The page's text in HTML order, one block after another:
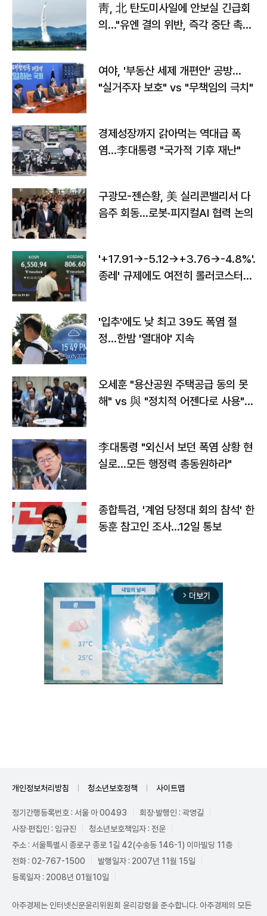
靑, 北 탄도미사일에 안보실 긴급회
의…"유엔 결의 위반, 즉각 중단 촉
여야, '부동산 세제 개편안' 공방…
"실거주자 보호" vs "무책임의 극치"
경제성장까지 갉아먹는 역대급 폭
염…李대통령 "국가적 기후 재난"
구광모-젠슨황, 美 실리콘밸리서 다
음주 회동…로봇·피지컬AI 협력 논의
'+17.91→-5.12→+3.76→-4.8%'…'
종레' 규제에도 여전히 롤러코스터
'입추'에도 낮 최고 39도 폭염 절
정…한밤 '열대야' 지속
오세훈 "용산공원 주택공급 동의 못
해" vs 與 "정치적 어젠다로 사용"
李대통령 "외신서 보던 폭염 상황 현
실로…모든 행정력 총동원하라"
종합특검, '계엄 당정대 회의 참석' 한
동훈 참고인 조사...12일 통보
arrow_forward_ios 더보기
개인정보처리방침 청소년보호정책 사이트맵
정기간행등록번호 : 서울 아 00493
회장·발행인 : 곽영길
사장·편집인 : 임규진
청소년보호책임자 : 전운
주소 : 서울특별시 종로구 종로 1길 42(수송동 146-1) 이마빌딩 11층
전화 : 02-767-1500
발행일자 : 2007년 11월 15일
등록일자 : 2008년 01월10일
아주경제는 인터넷신문윤리위원회 윤리강령을 준수합니다. 아주경제의 모든